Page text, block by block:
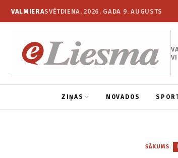
VALMIERASVĒTDIENA, 2026. GADA 9. AUGUSTS
ZIŅAS NOVADOS
SĀKUMS /